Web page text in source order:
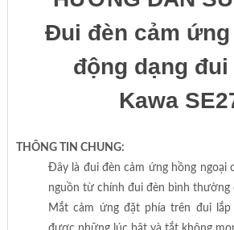
Đui đèn cảm
động dạng
Kawa
THÔNG TIN CHUNG:
Đây là đui đèn cảm ứng hồng ngoại
nguồn từ chính đui đèn bình thường
Mắt cảm ứng đặt phía trên đui lắp